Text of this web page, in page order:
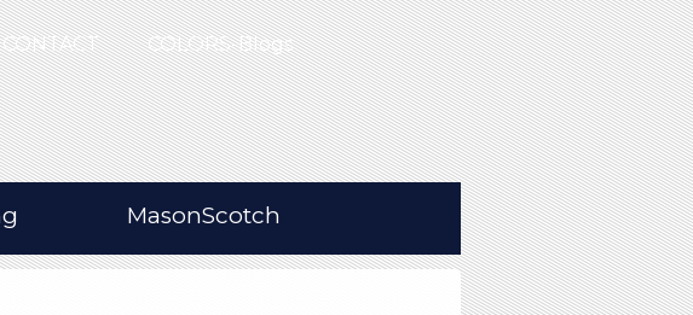
CONTACT COLORS-Blogs
MasonScotch